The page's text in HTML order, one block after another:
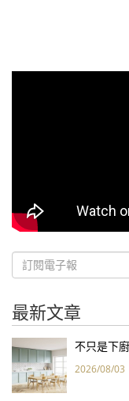
最新文章
不只是下
2026/08/03